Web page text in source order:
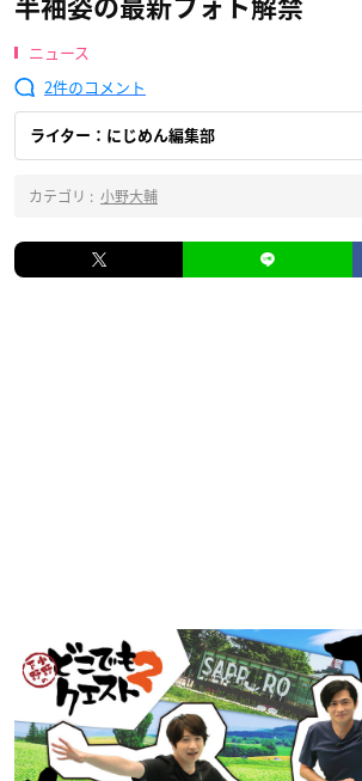
半袖姿の最新フォト解禁
ニュース
2
ライター：にじめん編集部
カテゴリ : 小野大輔